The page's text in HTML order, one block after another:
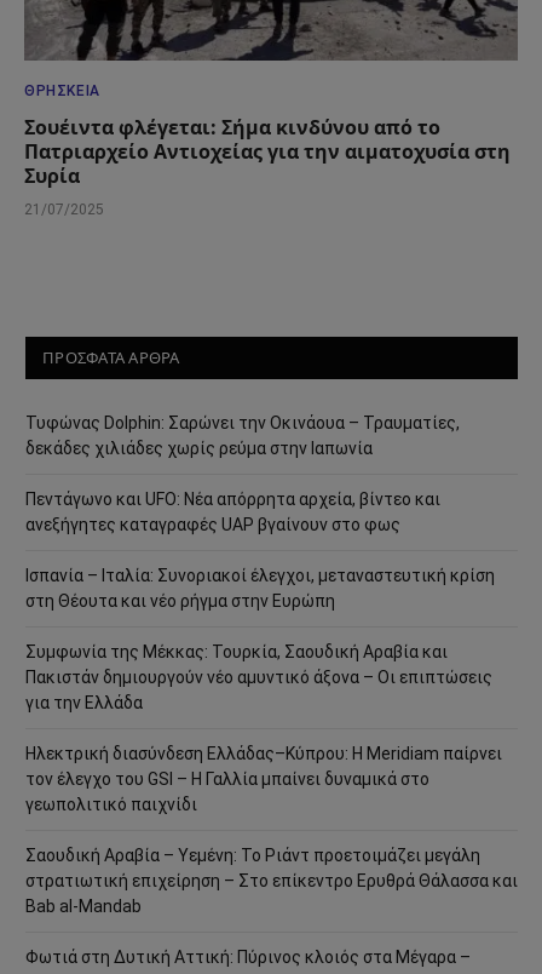
ΘΡΗΣΚΕΊΑ
Σουέιντα φλέγεται: Σήμα κινδύνου από το
Πατριαρχείο Αντιοχείας για την αιματοχυσία στη
Συρία
21/07/2025
ΠΡΟΣΦΑΤΑ ΑΡΘΡΑ
Τυφώνας Dolphin: Σαρώνει την Οκινάουα – Τραυματίες,
δεκάδες χιλιάδες χωρίς ρεύμα στην Ιαπωνία
Πεντάγωνο και UFO: Νέα απόρρητα αρχεία, βίντεο και
ανεξήγητες καταγραφές UAP βγαίνουν στο φως
Ισπανία – Ιταλία: Συνοριακοί έλεγχοι, μεταναστευτική κρίση
στη Θέουτα και νέο ρήγμα στην Ευρώπη
Συμφωνία της Μέκκας: Τουρκία, Σαουδική Αραβία και
Πακιστάν δημιουργούν νέο αμυντικό άξονα – Οι επιπτώσεις
για την Ελλάδα
Ηλεκτρική διασύνδεση Ελλάδας–Κύπρου: Η Meridiam παίρνει
τον έλεγχο του GSI – Η Γαλλία μπαίνει δυναμικά στο
γεωπολιτικό παιχνίδι
Σαουδική Αραβία – Υεμένη: Το Ριάντ προετοιμάζει μεγάλη
στρατιωτική επιχείρηση – Στο επίκεντρο Ερυθρά Θάλασσα και
Bab al-Mandab
Φωτιά στη Δυτική Αττική: Πύρινος κλοιός στα Μέγαρα –